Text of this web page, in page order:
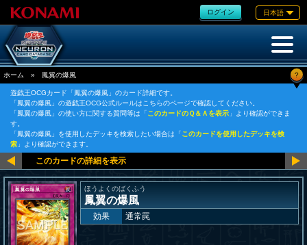
ログイン 日本語
ホーム » 鳳翼の爆風 ?
遊戯王OCGカード「鳳翼の爆風」のカード詳細です。
「鳳翼の爆風」の遊戯王OCG公式ルールはこちらのページで確認してください。
「鳳翼の爆風」の使い方に関する質問等は「このカードのＱ＆Ａを表示 」より確認ができま
す。
「鳳翼の爆風」を使用したデッキを検索したい場合は「このカードを使用したデッキを検
索 」より確認ができます。
ほうよくのばくふう
鳳翼の爆風
効果 通常罠